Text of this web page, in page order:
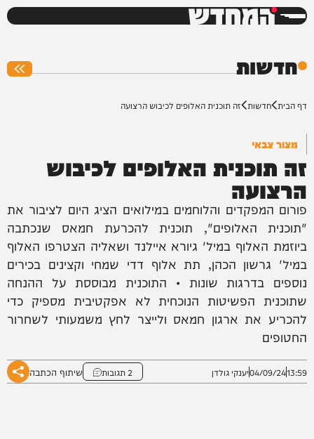
המחדש
חדשות
דף הבית חדשות זה תוכנית האלופים לכיבוש הרצועה
מצור צבאי
זה תוכנית האלופים לכיבוש
הרצועה
פורום המפקדים והלוחמים במילואים הציג היום לציבור את
"תוכנית האלופים", תוכנית להכרעת חמאס שנכתבה
ביוזמת האלוף במיל' גיורא איילנד ושאליה הצטרפו האלוף
במיל' גרשון הכהן, תת אלוף דדי שמחי וקצינים בכירים
נוספים בדרגות שונות • התוכנית מבוססת על ההנחה
שתוכנית הפשיטות הנוכחית לא אפקטיבית מספיק כדי
להכריע את ארגון חמאס ולייצר לחץ משמעותי לשחרור
החטופים
13:59
04/09/24יענקי גולדן 2 תגובות שיתוף הכתבה